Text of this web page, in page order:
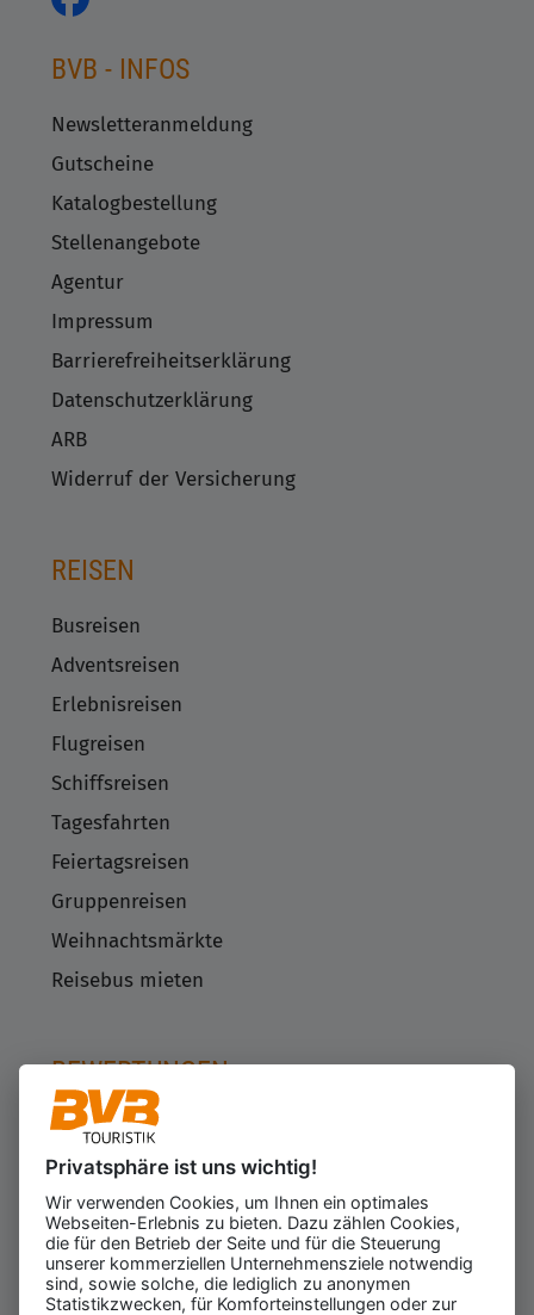
BVB - INFOS
Newsletteranmeldung
Gutscheine
Katalogbestellung
Stellenangebote
Agentur
Impressum
Barrierefreiheitserklärung
Datenschutzerklärung
ARB
Widerruf der Versicherung
REISEN
Busreisen
Adventsreisen
Erlebnisreisen
Flugreisen
Schiffsreisen
Tagesfahrten
Feiertagsreisen
Gruppenreisen
Weihnachtsmärkte
Reisebus mieten
BEWERTUNGEN
623
für den Veranstalter
Gesamtbewertung
4.43von 5.00
Weiterempfehlung
97%
Privatsphäre ist uns wichtig!
Wir verwenden Cookies, um Ihnen ein optimales
Webseiten-Erlebnis zu bieten. Dazu zählen Cookies,
die für den Betrieb der Seite und für die Steuerung
unserer kommerziellen Unternehmensziele notwendig
sind, sowie solche, die lediglich zu anonymen
Statistikzwecken, für Komforteinstellungen oder zur